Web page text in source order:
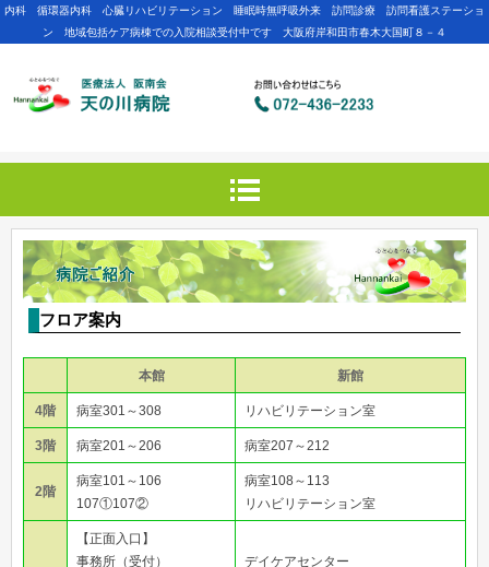
内科 循環器内科 心臓リハビリテーション 睡眠時無呼吸外来 訪問診療 訪問看護ステーショ
ン 地域包括ケア病棟での入院相談受付中です 大阪府岸和田市春木大国町８－４
フロア案内
本館 新館
4階 病室301～308 リハビリテーション室
3階 病室201～206 病室207～212
2階
病室101～106
107①107②
病室108～113
リハビリテーション室
【正面入口】
事務所（受付）
デイケアセンター